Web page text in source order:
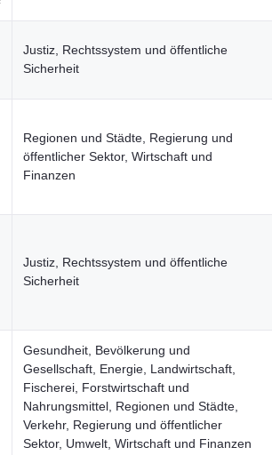
Justiz, Rechtssystem und öffentliche
Sicherheit
Regionen und Städte, Regierung und
öffentlicher Sektor, Wirtschaft und
Finanzen
Justiz, Rechtssystem und öffentliche
Sicherheit
Gesundheit, Bevölkerung und
Gesellschaft, Energie, Landwirtschaft,
Fischerei, Forstwirtschaft und
Nahrungsmittel, Regionen und Städte,
Verkehr, Regierung und öffentlicher
Sektor, Umwelt, Wirtschaft und Finanzen